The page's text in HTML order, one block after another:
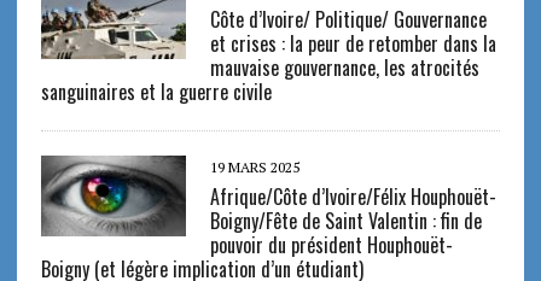
Côte d’Ivoire/ Politique/ Gouvernance
et crises : la peur de retomber dans la
mauvaise gouvernance, les atrocités
sanguinaires et la guerre civile
19 MARS 2025
Afrique/Côte d’Ivoire/Félix Houphouët-
Boigny/Fête de Saint Valentin : fin de
pouvoir du président Houphouët-
Boigny (et légère implication d’un étudiant)